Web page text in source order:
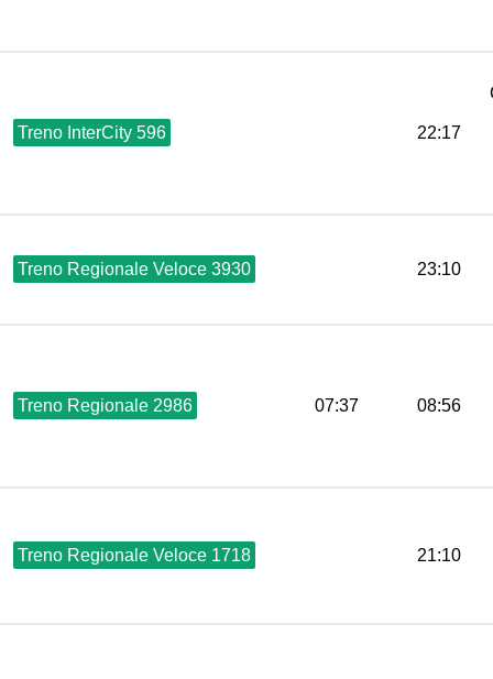
Treno InterCity 596 22:17
Treno Regionale Veloce 3930 23:10
Treno Regionale 2986 07:37 08:56
Treno Regionale Veloce 1718 21:10